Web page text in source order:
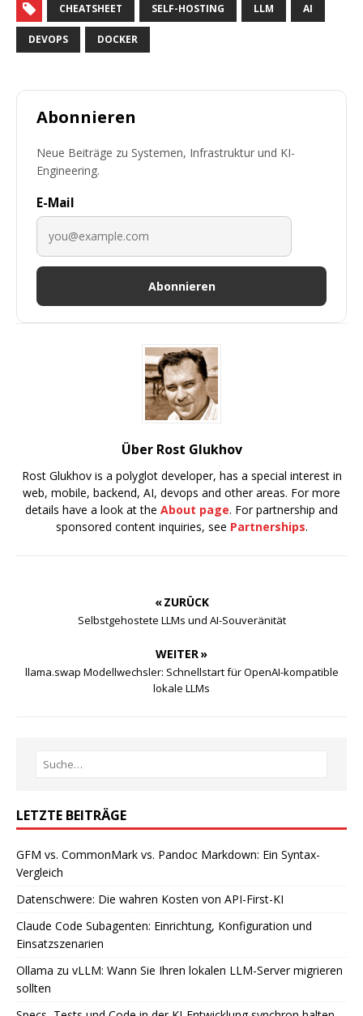
CHEATSHEET SELF-HOSTING LLM AI
DEVOPS DOCKER
Abonnieren
Neue Beiträge zu Systemen, Infrastruktur und KI-
Engineering.
E-Mail
Abonnieren
Über Rost Glukhov
Rost Glukhov is a polyglot developer, has a special interest in
web, mobile, backend, AI, devops and other areas. For more
details have a look at the About page. For partnership and
sponsored content inquiries, see Partnerships.
« ZURÜCK
Selbstgehostete LLMs und AI-Souveränität
WEITER »
llama.swap Modellwechsler: Schnellstart für OpenAI-kompatible
lokale LLMs
LETZTE BEITRÄGE
GFM vs. CommonMark vs. Pandoc Markdown: Ein Syntax-
Vergleich
Datenschwere: Die wahren Kosten von API-First-KI
Claude Code Subagenten: Einrichtung, Konfiguration und
Einsatzszenarien
Ollama zu vLLM: Wann Sie Ihren lokalen LLM-Server migrieren
sollten